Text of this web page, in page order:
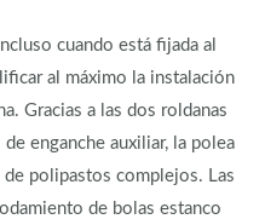
cuando está fijada al
al máximo la instalación
Gracias a las dos roldanas
enganche auxiliar, la polea
polipastos complejos. Las
de bolas estanco